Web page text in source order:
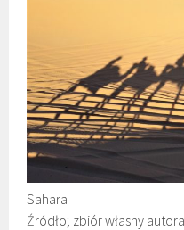
Sahara
Źródło; zbiór własny autora